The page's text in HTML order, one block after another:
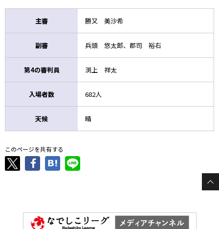
主審 勝又 美沙希
副審 兵頭 悠太郎、郡司 裕右
第4の審判員 渕上 祥太
入場者数 682人
天候 晴
このページを共有する